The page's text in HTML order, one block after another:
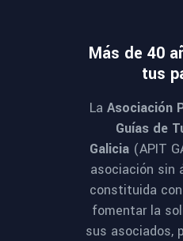
Más de 40
tus
La Asociación
Guías de
Galicia (APIT
asociación sin
constituida
fomentar la
sus asociados,